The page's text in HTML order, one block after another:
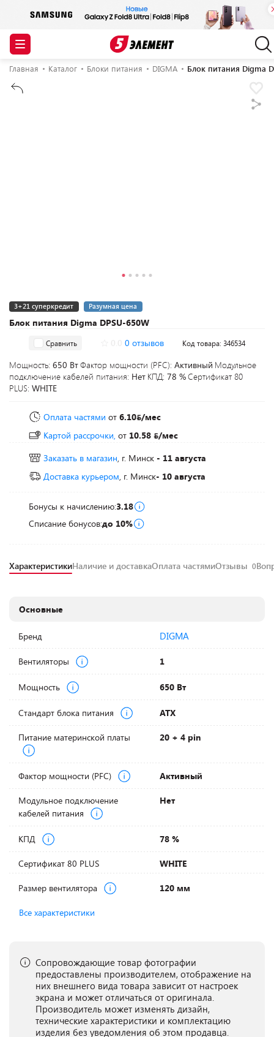
Главная Каталог Блоки питания DIGMA Блок питания Digma
Блок питания Digma DPSU-650W
3+21 суперкредит Разумная цена
Сравнить 0 отзывов Код товара: 346534
Мощность: 650 ВтФактор мощности (PFC): Активный Модульное
подключение кабелей питания: Нет КПД: 78 %Сертификат 80
PLUS: WHITE
Оплата частями от 6.10 /мес
Картой рассрочки, от 10.58
/мес
Заказать в магазин, г. Минск - 11 августа
Доставка курьером, г. Минск- 10 августа
Бонусы к начислению:3.18
Списание бонусов:до 10%
ХарактеристикиНаличие и доставкаОплата частямиОтзывы 0
Основные
Бренд DIGMA
Вентиляторы 1
Мощность 650 Вт
Стандарт блока питания ATX
Питание материнской платы 20 + 4 pin
Фактор мощности (PFC) Активный
Модульное подключение
кабелей питания
Нет
КПД 78 %
Сертификат 80 PLUS WHITE
Размер вентилятора 120 мм
Все характеристики
Сопровождающие товар фотографии
предоставлены производителем, отображение на
них внешнего вида товара зависит от настроек
экрана и может отличаться от оригинала.
Производитель может изменять дизайн,
технические характеристики и комплектацию
изделия без уведомления об этом продавца.